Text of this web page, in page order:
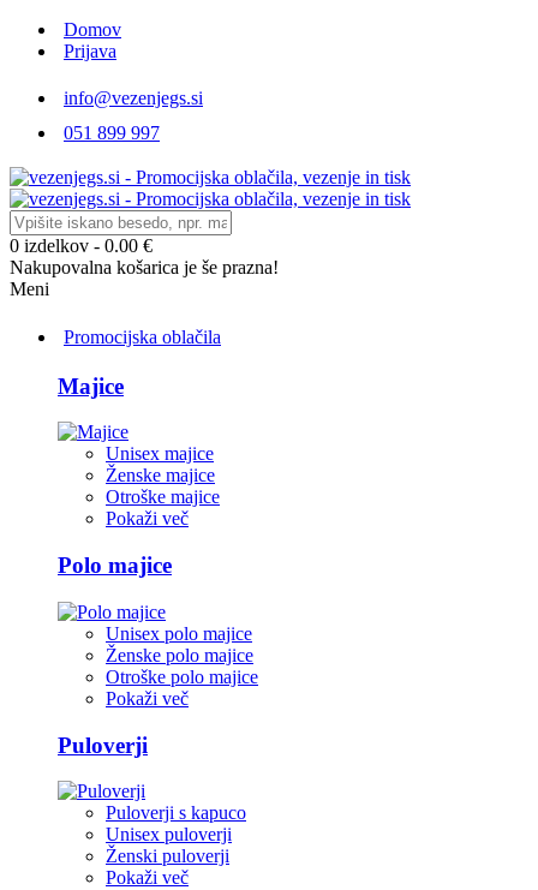
Domov
Prijava
info@vezenjegs.si
051 899 997
0 izdelkov - 0.00 €
Nakupovalna košarica je še prazna!
Meni
Promocijska oblačila
Majice
Unisex majice
Ženske majice
Otroške majice
Pokaži več
Polo majice
Unisex polo majice
Ženske polo majice
Otroške polo majice
Pokaži več
Puloverji
Puloverji s kapuco
Unisex puloverji
Ženski puloverji
Pokaži več